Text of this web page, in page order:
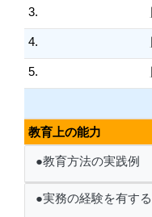
3.
4.
5.
教育上の能力
●教育方法の実践例
●実務の経験を有す